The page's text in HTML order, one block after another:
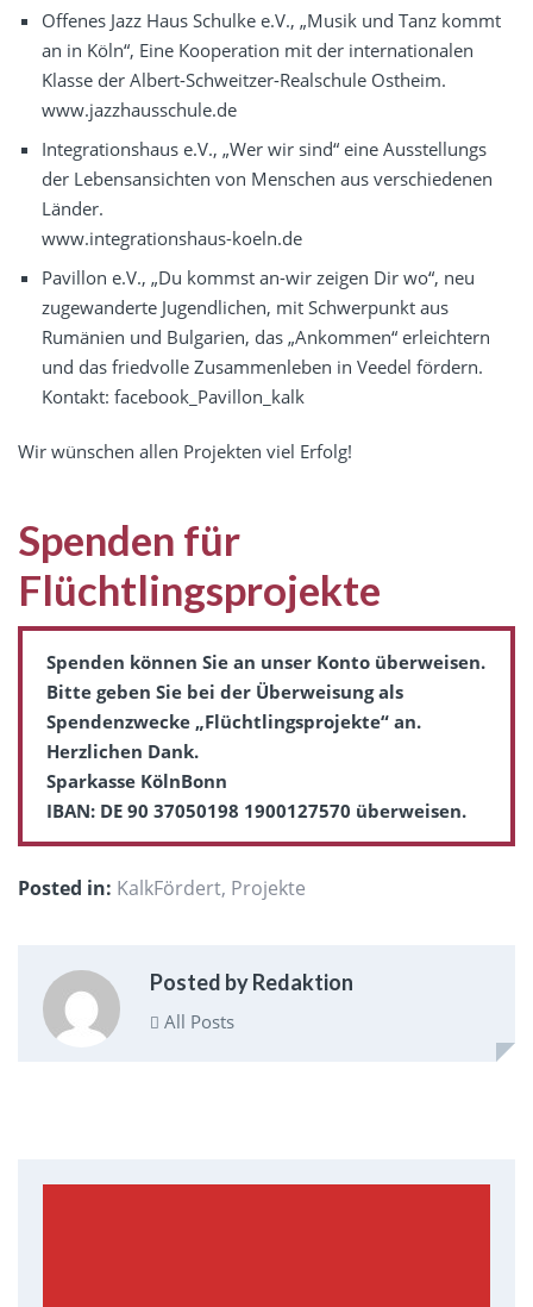
Offenes Jazz Haus Schulke e.V., „Musik und Tanz kommt
an in Köln“, Eine Kooperation mit der internationalen
Klasse der Albert-Schweitzer-Realschule Ostheim.
www.jazzhausschule.de
Integrationshaus e.V., „Wer wir sind“ eine Ausstellungs
der Lebensansichten von Menschen aus verschiedenen
Länder.
www.integrationshaus-koeln.de
Pavillon e.V., „Du kommst an-wir zeigen Dir wo“, neu
zugewanderte Jugendlichen, mit Schwerpunkt aus
Rumänien und Bulgarien, das „Ankommen“ erleichtern
und das friedvolle Zusammenleben in Veedel fördern.
Kontakt: facebook_Pavillon_kalk
Wir wünschen allen Projekten viel Erfolg!
Spenden für
Flüchtlingsprojekte
Spenden können Sie an unser Konto überweisen.
Bitte geben Sie bei der Überweisung als
Spendenzwecke „Flüchtlingsprojekte“ an.
Herzlichen Dank.
Sparkasse KölnBonn
IBAN: DE 90 37050198 1900127570 überweisen.
Posted in: KalkFördert, Projekte
Posted by Redaktion
All Posts